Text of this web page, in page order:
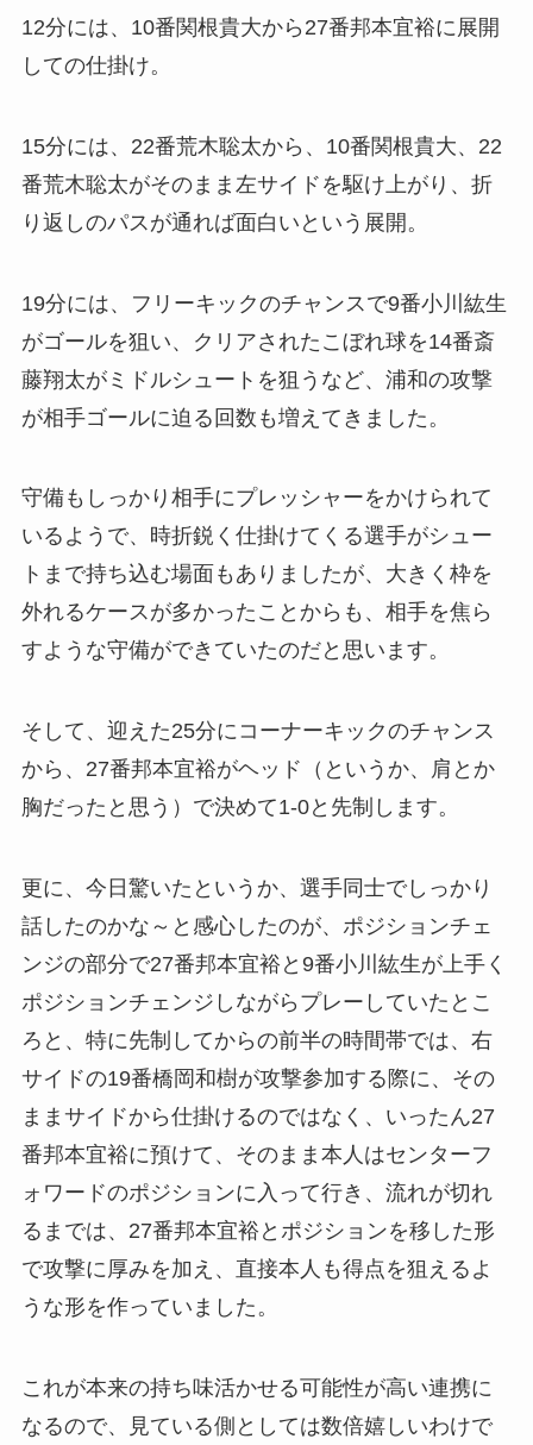
12分には、10番関根貴大から27番邦本宜裕に展開
しての仕掛け。
15分には、22番荒木聡太から、10番関根貴大、22
番荒木聡太がそのまま左サイドを駆け上がり、折
り返しのパスが通れば面白いという展開。
19分には、フリーキックのチャンスで9番小川紘生
がゴールを狙い、クリアされたこぼれ球を14番斎
藤翔太がミドルシュートを狙うなど、浦和の攻撃
が相手ゴールに迫る回数も増えてきました。
守備もしっかり相手にプレッシャーをかけられて
いるようで、時折鋭く仕掛けてくる選手がシュー
トまで持ち込む場面もありましたが、大きく枠を
外れるケースが多かったことからも、相手を焦ら
すような守備ができていたのだと思います。
そして、迎えた25分にコーナーキックのチャンス
から、27番邦本宜裕がヘッド（というか、肩とか
胸だったと思う）で決めて1-0と先制します。
更に、今日驚いたというか、選手同士でしっかり
話したのかな～と感心したのが、ポジションチェ
ンジの部分で27番邦本宜裕と9番小川紘生が上手く
ポジションチェンジしながらプレーしていたとこ
ろと、特に先制してからの前半の時間帯では、右
サイドの19番橋岡和樹が攻撃参加する際に、その
ままサイドから仕掛けるのではなく、いったん27
番邦本宜裕に預けて、そのまま本人はセンターフ
ォワードのポジションに入って行き、流れが切れ
るまでは、27番邦本宜裕とポジションを移した形
で攻撃に厚みを加え、直接本人も得点を狙えるよ
うな形を作っていました。
これが本来の持ち味活かせる可能性が高い連携に
なるので、見ている側としては数倍嬉しいわけで